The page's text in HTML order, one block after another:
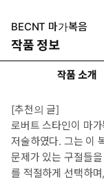
BECNT 마가복음
작품 정보
작품 소개
[추천의 글]
로버트 스타인이 마
저술하였다. 그는 이
문제가 있는 구절들
를 적절하게 선택하